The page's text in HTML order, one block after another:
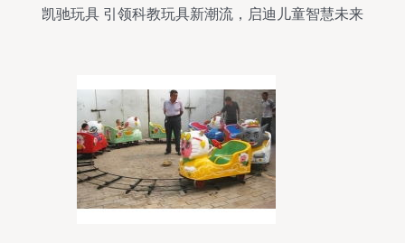
凯驰玩具 引领科教玩具新潮流，启迪儿童智慧未来